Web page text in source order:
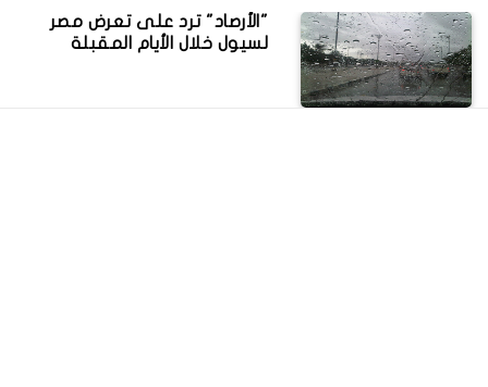
"الأرصاد" ترد على تعرض مصر
لسيول خلال الأيام المقبلة